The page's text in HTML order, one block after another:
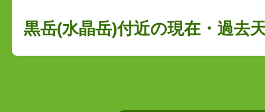
黒岳(水晶岳)付近の現在・過去